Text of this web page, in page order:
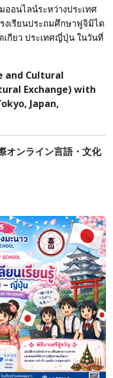
อนไลน์ระหว่างประเทศ
งเรียนประถมศึกษาฟูจิมิได
เกียว ประเทศญี่ปุ่น ในวันที่
and Cultural
Exchange) with
Japan,
オンライン言語・文化